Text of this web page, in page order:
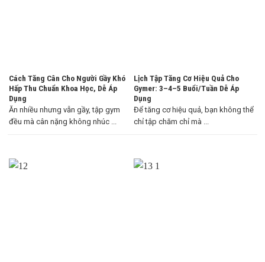
Cách Tăng Cân Cho Người Gầy Khó
Hấp Thu Chuẩn Khoa Học, Dễ Áp
Dụng
Ăn nhiều nhưng vẫn gầy, tập gym
đều mà cân nặng không nhúc ...
Lịch Tập Tăng Cơ Hiệu Quả Cho
Gymer: 3–4–5 Buổi/Tuần Dễ Áp
Dụng
Để tăng cơ hiệu quả, bạn không thể
chỉ tập chăm chỉ mà ...